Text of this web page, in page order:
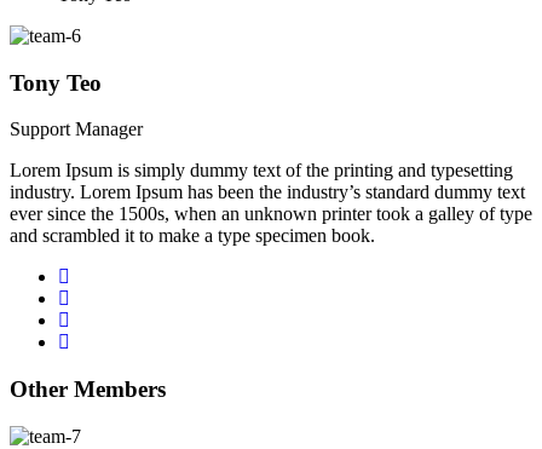
Tony Teo
Support Manager
Lorem Ipsum is simply dummy text of the printing and typesetting
industry. Lorem Ipsum has been the industry’s standard dummy text
ever since the 1500s, when an unknown printer took a galley of type
and scrambled it to make a type specimen book.
Other Members